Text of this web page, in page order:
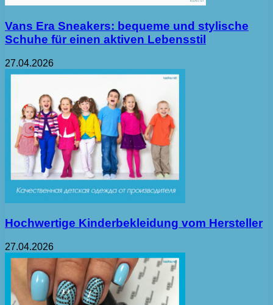
Vans Era Sneakers: bequeme und stylische
Schuhe für einen aktiven Lebensstil
27.04.2026
Hochwertige Kinderbekleidung vom Hersteller
27.04.2026